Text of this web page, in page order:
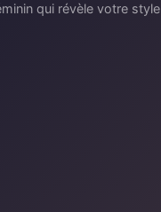
qui révèle votre style